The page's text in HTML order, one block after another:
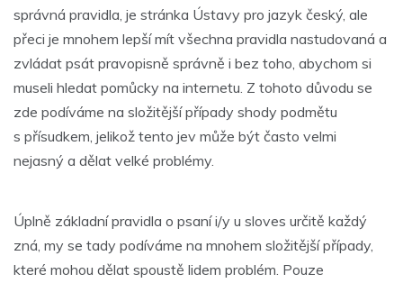
správná pravidla, je stránka Ústavy pro jazyk český, ale
přeci je mnohem lepší mít všechna pravidla nastudovaná a
zvládat psát pravopisně správně i bez toho, abychom si
museli hledat pomůcky na internetu. Z tohoto důvodu se
zde podíváme na složitější případy shody podmětu
s přísudkem, jelikož tento jev může být často velmi
nejasný a dělat velké problémy.
Úplně základní pravidla o psaní i/y u sloves určitě každý
zná, my se tady podíváme na mnohem složitější případy,
které mohou dělat spoustě lidem problém. Pouze